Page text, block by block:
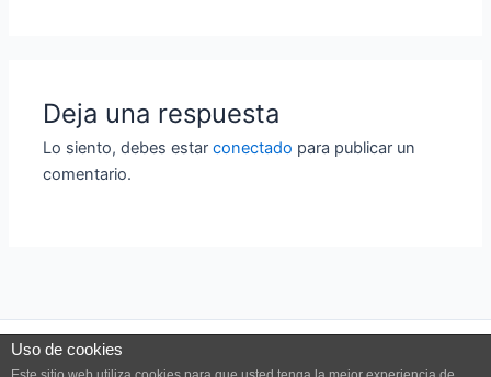
Deja una respuesta
Lo siento, debes estarconectado para publicar un
comentario.
Uso de cookies